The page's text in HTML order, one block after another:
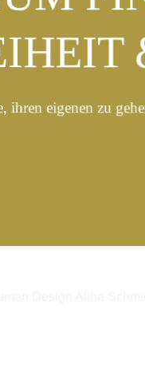
ihren eigenen zu